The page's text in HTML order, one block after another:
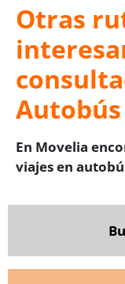
Otras
En Movelia
viajes en